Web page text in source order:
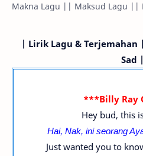
Makna Lagu || Maksud Lagu ||
| Lirik Lagu & Terjemahan
Sad |
***Billy Ray
Hey bud, this
Hai, Nak, ini seorang
Just wanted you to